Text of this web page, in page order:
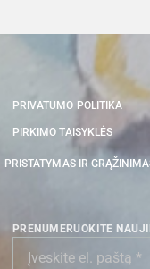
PRIVATUMO POLITIKA
PIRKIMO TAISYKLĖS
PRISTATYMAS IR
PRENUMERUOKITE